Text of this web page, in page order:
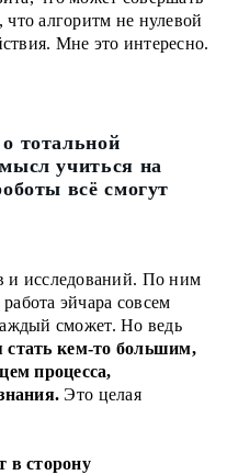
что алгоритм не нулевой
Мне это интересно.
тотальной
учиться на
всё смогут
исследований. По ним
эйчара совсем
сможет. Но ведь
стать кем-то большим,
процесса,
Это целая
в сторону